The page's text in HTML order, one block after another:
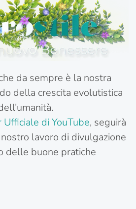
da sempre è la nostra
della crescita evolutistica
Ufficiale di YouTube, seguirà
lavoro di divulgazione
delle buone pratiche